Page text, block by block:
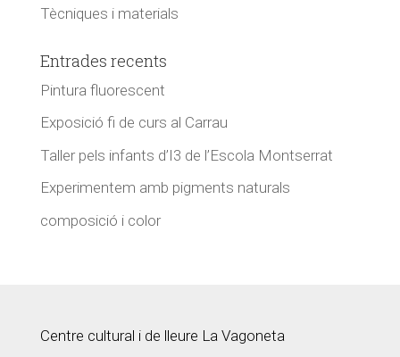
Tècniques i materials
Entrades recents
Pintura fluorescent
Exposició fi de curs al Carrau
Taller pels infants d’I3 de l’Escola Montserrat
Experimentem amb pigments naturals
composició i color
Centre cultural i de lleure La Vagoneta